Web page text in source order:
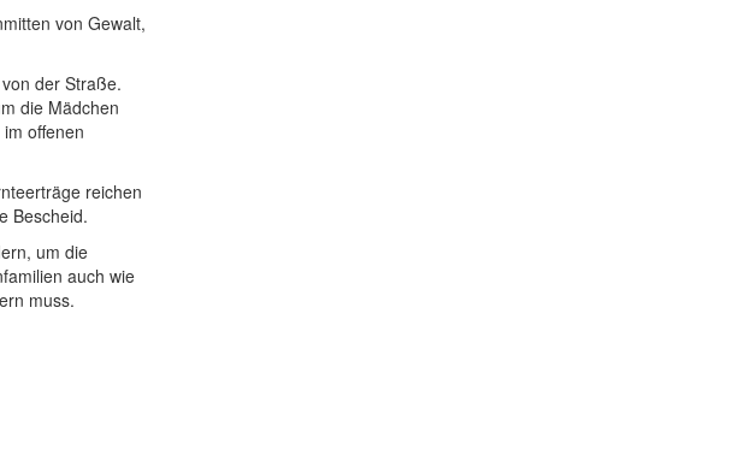
von Gewalt,
der Straße.
die Mädchen
offenen
reichen
Bescheid.
um die
auch wie
muss.